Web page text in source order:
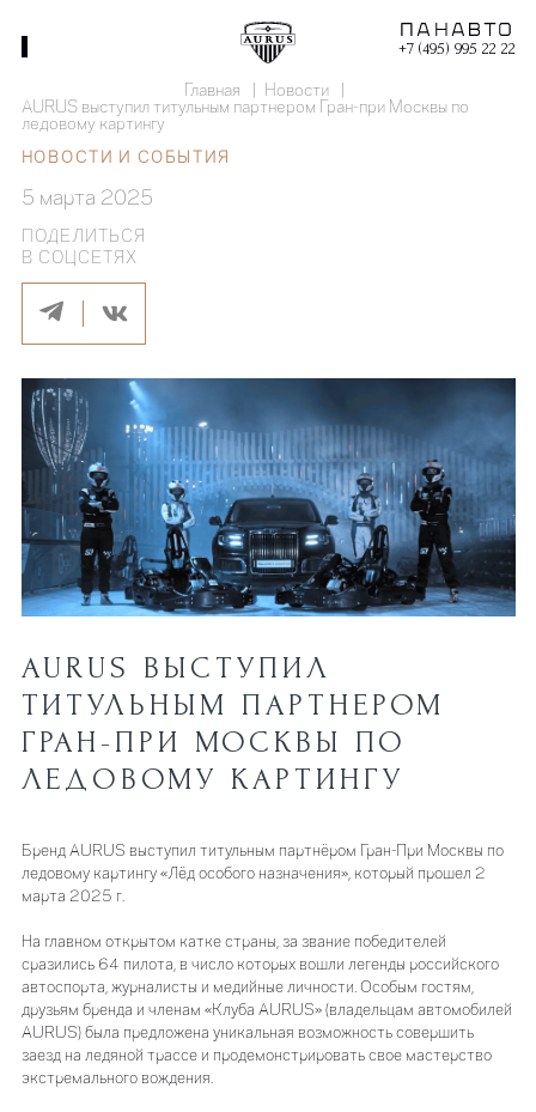
+7 (495) 995 22 22
Главная
Новости
AURUS выступил титульным партнером Гран-при Москвы по
ледовому картингу
НОВОСТИ И СОБЫТИЯ
5 марта 2025
ПОДЕЛИТЬСЯ
В СОЦСЕТЯХ
AURUS ВЫСТУПИЛ
ТИТУЛЬНЫМ ПАРТНЕРОМ
ГРАН-ПРИ МОСКВЫ ПО
ЛЕДОВОМУ КАРТИНГУ
Бренд AURUS выступил титульным партнёром Гран-При Москвы по
ледовому картингу «Лёд особого назначения», который прошел 2
марта 2025 г.
На главном открытом катке страны, за звание победителей
сразились 64 пилота, в число которых вошли легенды российского
автоспорта, журналисты и медийные личности. Особым гостям,
друзьям бренда и членам «Клуба AURUS» (владельцам автомобилей
AURUS) была предложена уникальная возможность совершить
заезд на ледяной трассе и продемонстрировать свое мастерство
экстремального вождения.